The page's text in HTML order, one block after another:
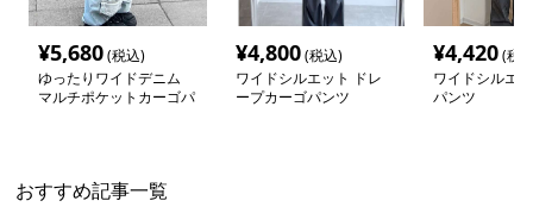
¥5,680(税込)
ゆったりワイドデニム
マルチポケットカーゴパ
¥4,800(税込)
ワイドシルエット ドレ
ープカーゴパンツ
¥4,420(税
ワイドシルエ
パンツ
おすすめ記事一覧